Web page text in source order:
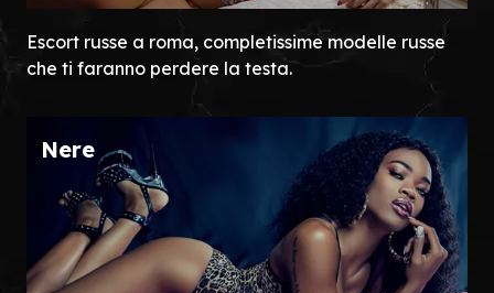
Escort russe a roma, completissime modelle russe
che ti faranno perdere la testa.
Nere